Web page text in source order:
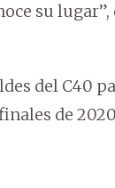
su
del C40
de